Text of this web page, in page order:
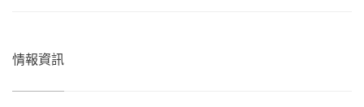
情報資訊